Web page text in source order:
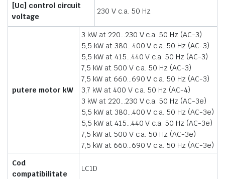
[Uc] control circuit
voltage
230 V c.a. 50 Hz
putere motor kW
3 kW at 220…230 V c.a. 50 Hz (AC-3)
5,5 kW at 380…400 V c.a. 50 Hz (AC-3)
5,5 kW at 415…440 V c.a. 50 Hz (AC-3)
7,5 kW at 500 V c.a. 50 Hz (AC-3)
7,5 kW at 660…690 V c.a. 50 Hz (AC-3)
3,7 kW at 400 V c.a. 50 Hz (AC-4)
3 kW at 220…230 V c.a. 50 Hz (AC-3e)
5,5 kW at 380…400 V c.a. 50 Hz (AC-3e)
5,5 kW at 415…440 V c.a. 50 Hz (AC-3e)
7,5 kW at 500 V c.a. 50 Hz (AC-3e)
7,5 kW at 660…690 V c.a. 50 Hz (AC-3e)
Cod
compatibilitate
LC1D